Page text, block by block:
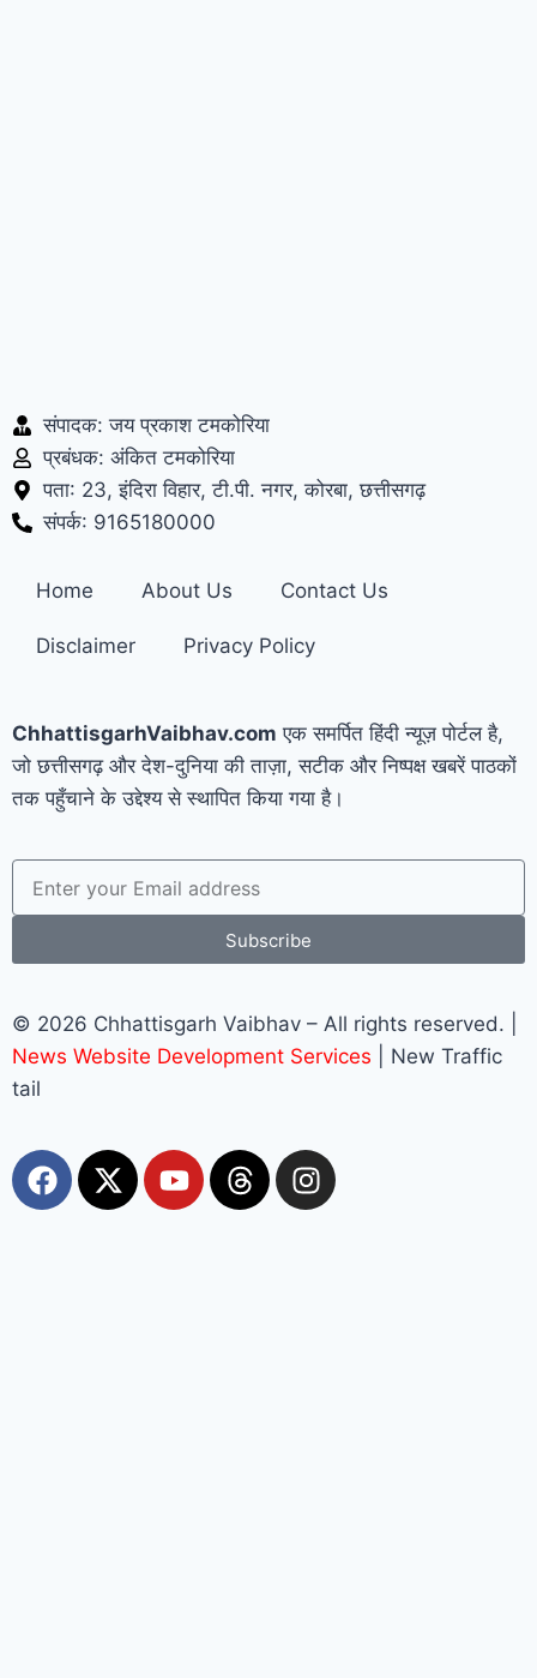
संपादक: जय प्रकाश टमकोरिया
प्रबंधक: अंकित टमकोरिया
पता: 23, इंदिरा विहार, टी.पी. नगर, कोरबा, छत्तीसगढ़
संपर्क: 9165180000
Home About Us Contact Us
Disclaimer Privacy Policy
ChhattisgarhVaibhav.com एक समर्पित हिंदी न्यूज़ पोर्टल है,
जो छत्तीसगढ़ और देश-दुनिया की ताज़ा, सटीक और निष्पक्ष खबरें पाठकों
तक पहुँचाने के उद्देश्य से स्थापित किया गया है।
Subscribe
© 2026 Chhattisgarh Vaibhav – All rights reserved. |
News Website Development Services | New Traffic
tail